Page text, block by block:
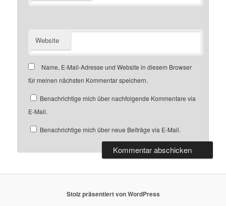
Website
Name, E-Mail-Adresse und Website in diesem Browser
für meinen nächsten Kommentar speichern.
Benachrichtige mich über nachfolgende Kommentare via
E-Mail.
Benachrichtige mich über neue Beiträge via E-Mail.
Stolz präsentiert von WordPress